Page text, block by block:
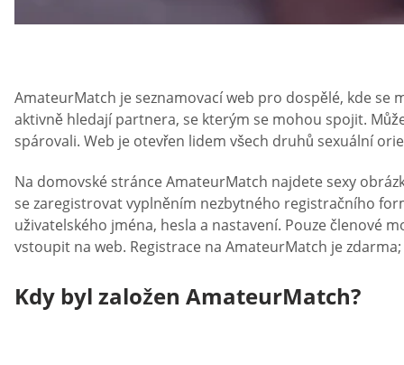
AmateurMatch je seznamovací web pro dospělé, kde
aktivně hledají partnera, se kterým se mohou spojit.
spárovali. Web je otevřen lidem všech druhů sexuální
Na domovské stránce AmateurMatch najdete sexy
se zaregistrovat vyplněním nezbytného registračního
uživatelského jména, hesla a nastavení. Pouze členové
vstoupit na web. Registrace na AmateurMatch je
Kdy byl založen AmateurMatch?